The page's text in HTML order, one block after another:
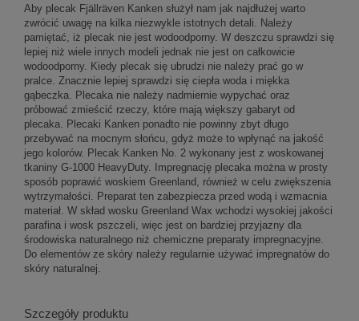
Aby plecak Fjällräven Kanken służył nam jak najdłużej warto
zwrócić uwagę na kilka niezwykle istotnych detali. Należy
pamiętać, iż plecak nie jest wodoodporny. W deszczu sprawdzi się
lepiej niż wiele innych modeli jednak nie jest on całkowicie
wodoodporny. Kiedy plecak się ubrudzi nie należy prać go w
pralce. Znacznie lepiej sprawdzi się ciepła woda i miękka
gąbeczka. Plecaka nie należy nadmiernie wypychać oraz
próbować zmieścić rzeczy, które mają większy gabaryt od
plecaka. Plecaki Kanken ponadto nie powinny zbyt długo
przebywać na mocnym słońcu, gdyż może to wpłynąć na jakość
jego kolorów. Plecak Kanken No. 2 wykonany jest z woskowanej
tkaniny G-1000 HeavyDuty. Impregnację plecaka można w prosty
sposób poprawić woskiem Greenland, również w celu zwiększenia
wytrzymałości. Preparat ten zabezpiecza przed wodą i wzmacnia
materiał. W skład wosku Greenland Wax wchodzi wysokiej jakości
parafina i wosk pszczeli, więc jest on bardziej przyjazny dla
środowiska naturalnego niż chemiczne preparaty impregnacyjne.
Do elementów ze skóry należy regularnie używać impregnatów do
skóry naturalnej.
Szczegóły produktu